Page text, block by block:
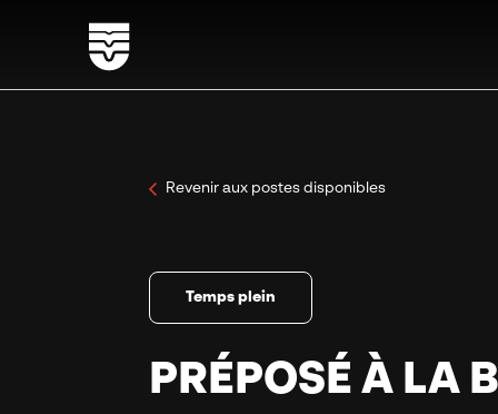
Revenir aux postes disponibles
Temps plein
PRÉPOSÉ À LA